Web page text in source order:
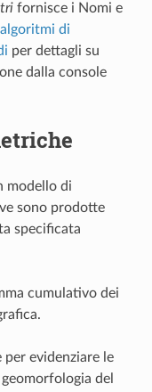
fornisce i Nomi e
di
per dettagli su
dalla console
modello di
sono prodotte
specificata
cumulativo dei
evidenziare le
del